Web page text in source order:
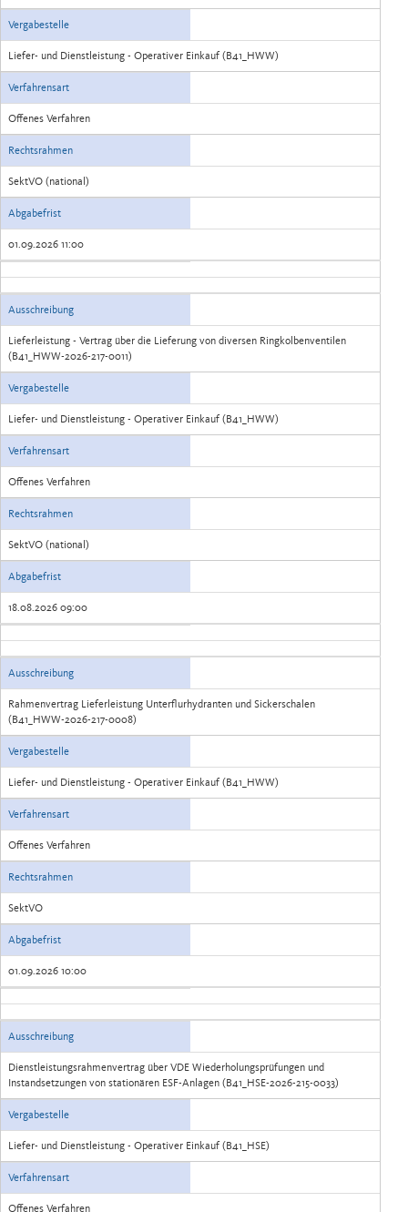
Vergabestelle
Liefer- und Dienstleistung - Operativer Einkauf (B41_HWW)
Verfahrensart
Offenes Verfahren
Rechtsrahmen
SektVO (national)
Abgabefrist
01.09.2026 11:00
Ausschreibung
Lieferleistung - Vertrag über die Lieferung von diversen Ringkolbenventilen
(B41_HWW-2026-217-0011)
Vergabestelle
Liefer- und Dienstleistung - Operativer Einkauf (B41_HWW)
Verfahrensart
Offenes Verfahren
Rechtsrahmen
SektVO (national)
Abgabefrist
18.08.2026 09:00
Ausschreibung
Rahmenvertrag Lieferleistung Unterflurhydranten und Sickerschalen
(B41_HWW-2026-217-0008)
Vergabestelle
Liefer- und Dienstleistung - Operativer Einkauf (B41_HWW)
Verfahrensart
Offenes Verfahren
Rechtsrahmen
SektVO
Abgabefrist
01.09.2026 10:00
Ausschreibung
Dienstleistungsrahmenvertrag über VDE Wiederholungsprüfungen und
Instandsetzungen von stationären ESF-Anlagen (B41_HSE-2026-215-0033)
Vergabestelle
Liefer- und Dienstleistung - Operativer Einkauf (B41_HSE)
Verfahrensart
Offenes Verfahren